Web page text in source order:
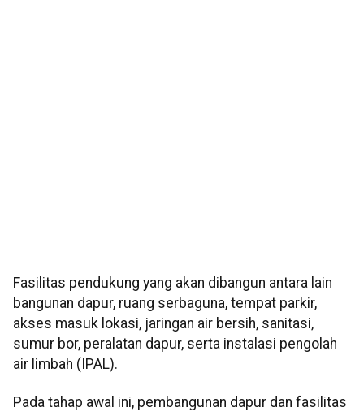
Fasilitas pendukung yang akan dibangun antara lain
bangunan dapur, ruang serbaguna, tempat parkir,
akses masuk lokasi, jaringan air bersih, sanitasi,
sumur bor, peralatan dapur, serta instalasi pengolah
air limbah (IPAL).
Pada tahap awal ini, pembangunan dapur dan fasilitas